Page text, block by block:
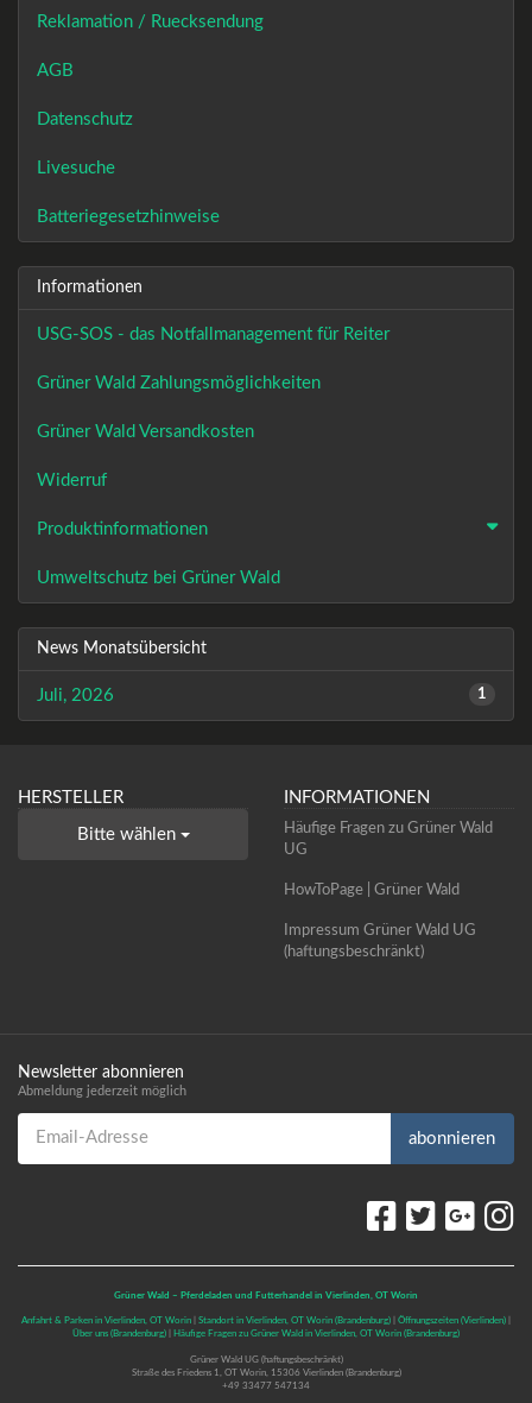
Reklamation / Ruecksendung
AGB
Datenschutz
Livesuche
Batteriegesetzhinweise
Informationen
USG-SOS - das Notfallmanagement für Reiter
Grüner Wald Zahlungsmöglichkeiten
Grüner Wald Versandkosten
Widerruf
Produktinformationen
Umweltschutz bei Grüner Wald
News Monatsübersicht
Juli, 2026 1
HERSTELLER
Bitte wählen
INFORMATIONEN
Häufige Fragen zu Grüner Wald
UG
HowToPage | Grüner Wald
Impressum Grüner Wald UG
(haftungsbeschränkt)
Newsletter abonnieren
Abmeldung jederzeit möglich
Email-Adresse
abonnieren
Grüner Wald – Pferdeladen und Futterhandel in Vierlinden, OT Worin
Anfahrt & Parken in Vierlinden, OT Worin Standort in Vierlinden, OT Worin (Brandenburg) Öffnungszeiten (Vierlinden)
Über uns (Brandenburg)
Häufige Fragen zu Grüner Wald in Vierlinden, OT Worin (Brandenburg)
Grüner Wald UG (haftungsbeschränkt)
Straße des Friedens 1, OT Worin, 15306 Vierlinden (Brandenburg)
+49 33477 547134